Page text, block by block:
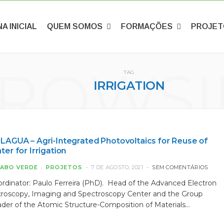
INICIAL QUEM SOMOS FORMAÇÕES
TAG
IRRIGATION
– Agri-Integrated Photovoltaics for Reuse of
for Irrigation
VERDE PROJETOS 7 DE AGOSTO, 2021 SEM COMENTÁRIOS
Paulo Ferreira (PhD). Head of the Advanced Electron
Imaging and Spectroscopy Center and the Group
of the Atomic Structure-Composition of Materials…